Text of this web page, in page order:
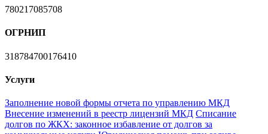
780217085708
ОГРНИП
318784700176410
Услуги
Заполнение новой формы отчета по управлению МКД
Внесение изменений в реестр лицензий МКД Списание
долгов по ЖКХ: законное избавление от долгов за